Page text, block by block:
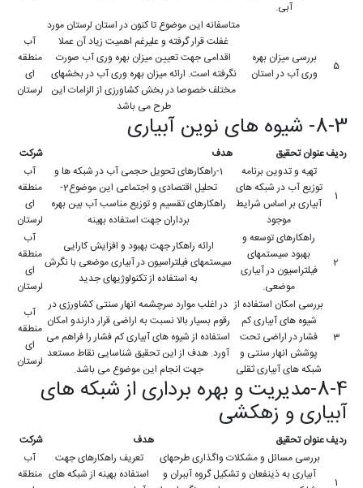
آبی.
5
بررسی میزان بهره
وری آب در استان
متاسفانه این موضوع تا کنون در استان لرستان مورد
غفلت قرار گرفته و علیرغم اهمیت زیاد آن عملا
اقدامی جهت تعیین میزان بهره وری آب صورت
نگرفته است. ارائه میزان بهره وری آب در بخشهای
مختلف خصوصا در بخش کشاورزی از الزامات این
طرح می باشد
آب
منطقه
ای
لرستان
8-3- شیوه های نوین آبیاری
ردیفعنوان تحقیق هدف شرکت
1
تهیه و تدوین برنامه
توزیع آب در شبکه های
آبیاری بر اساس شرایط
موجود
1-راهکارهای تحویل حجمی آب در شبکه ها و
تحلیل اقتصادی و اجتماعی این موضوع2-
راهکارهای تقسیم و توزیع مناسب آب بین بهره
برداران جهت استفاده بهینه
آب
منطقه
ای
لرستان
2
راهکارهای توسعه و
بهبود سیستمهای
فیلتراسیون در آبیاری
موضعی.
ارائه راهکار جهت بهبود و افزایش کارایی
سیستمهای فیلتراسیون در آبیاری موضعی با نگرش
به استفاده از تکنولوژیهای جدید
آب
منطقه
ای
لرستان
3
بررسی امکان استفاده از
شیوه های آبیاری کم
فشار در اراضی تحت
پوشش انهار سنتی و
شبکه های آبیاری ثقلی
در اغلب موارد سرچشمه انهار سنتی کشاورزی در
رقوم بسیار بالا نسبت به اراضی قرار دارندو امکان
استفاده از شیوه های آبیاری کم فشار را فراهم می
آورد. هدف از این تحقیق شناسایی نقاط مستعد
جهت انجام این موضوع می باشد.
آب
منطقه
ای
لرستان
8-4-مدیریت و بهره برداری از شبکه های
آبیاری و زهکشی
ردیفعنوان تحقیق هدف شرکت
1
بررسی مسائل و مشکلات واگذاری طرحهای
آبیاری به ذینفعان و تشکیل گروه آببران و
تعریف راهکارهای جهت
استفاده بهینه از شبکه های
آب
منطقه